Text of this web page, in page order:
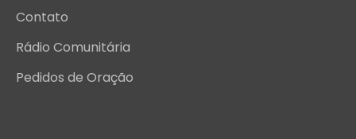
Contato
Rádio Comunitária
Pedidos de Oração